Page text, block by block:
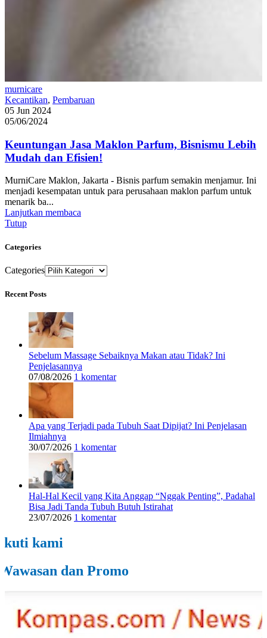
murnicare
Kecantikan, Pembaruan
05 Jun 2024
05/06/2024
Keuntungan Jasa Maklon Parfum, Bisnismu Lebih
Mudah dan Efisien!
MurniCare Maklon, Jakarta - Bisnis parfum semakin menjamur. Ini
menjadi kesempatan untuk para perusahaan maklon parfum untuk
menarik ba...
Lanjutkan membaca
Tutup
Categories
Categories
Recent Posts
Sebelum Massage Sebaiknya Makan atau Tidak? Ini
Penjelasannya
07/08/2026 1 komentar
Apa yang Terjadi pada Tubuh Saat Dipijat? Ini Penjelasan
Ilmiahnya
30/07/2026 1 komentar
Hal-Hal Kecil yang Kita Anggap “Nggak Penting”, Padahal
Bisa Jadi Tanda Tubuh Butuh Istirahat
23/07/2026 1 komentar
kami
dan Promo